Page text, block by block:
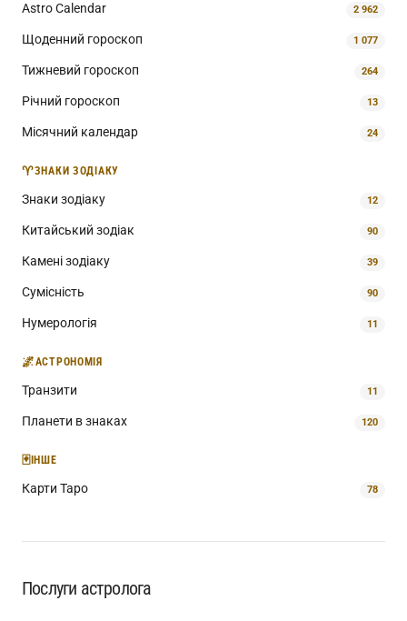
Astro Calendar 2 962
Щоденний гороскоп 1 077
Тижневий гороскоп 264
Річний гороскоп 13
Місячний календар 24
♈ЗНАКИ ЗОДІАКУ
Знаки зодіаку 12
Китайський зодіак 90
Камені зодіаку 39
Сумісність 90
Нумерологія 11
🌌АСТРОНОМІЯ
Транзити 11
Планети в знаках 120
🃏ІНШЕ
Карти Таро 78
Послуги астролога